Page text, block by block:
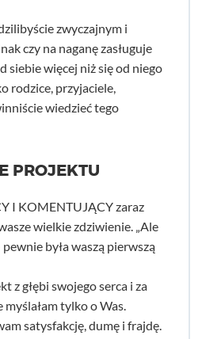
zwyczajnym i
czy na naganę zasługuje
siebie więcej niż się od niego
rodzice, przyjaciele,
wiedzieć tego
PROJEKTU
I KOMENTUJĄCY zaraz
wielkie zdziwienie. „Ale
pewnie była waszą pierwszą
z głębi swojego serca i za
myślałam tylko o Was.
satysfakcję, dumę i frajdę.